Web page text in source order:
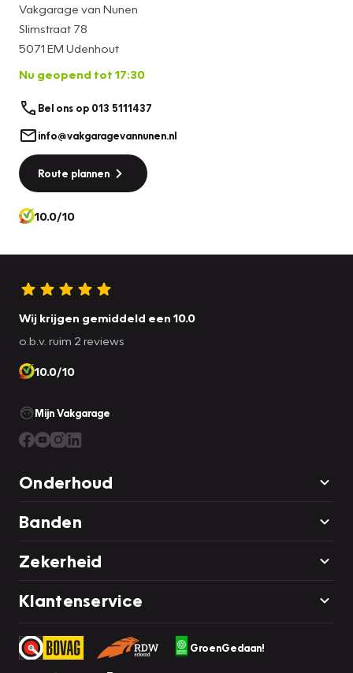
Vakgarage van Nunen
Slimstraat 78
5071 EM Udenhout
Nu geopend tot 17:30
Bel ons op 013 5111437
info@vakgaragevannunen.nl
Route plannen
10.0/10
Wij krijgen gemiddeld een 10.0
o.b.v. ruim 2 reviews
10.0/10
Mijn Vakgarage
Onderhoud
Banden
Zekerheid
Klantenservice
GroenGedaan!